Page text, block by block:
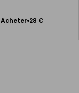
Acheter 28 €
Ajouter